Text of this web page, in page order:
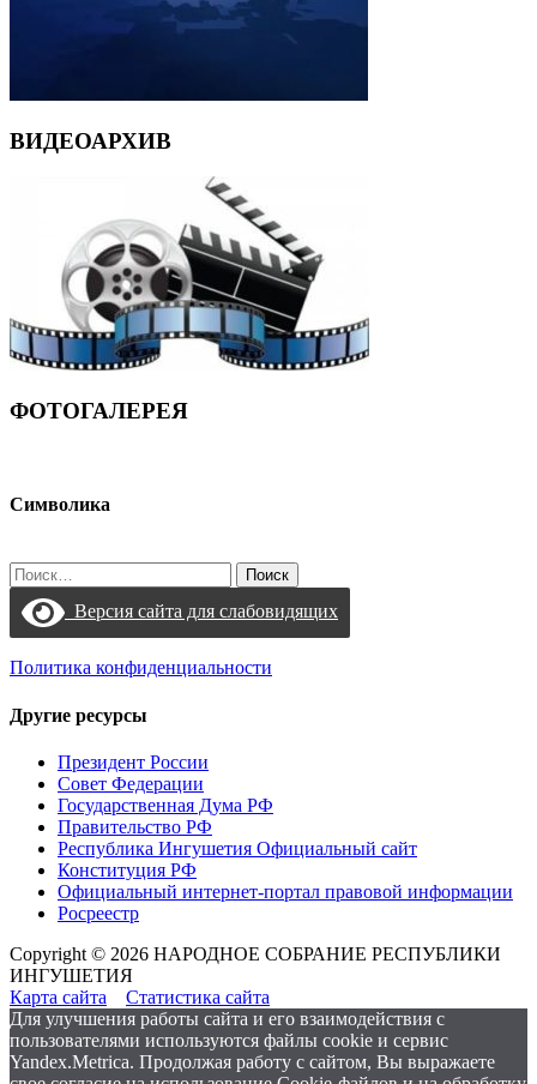
ВИДЕОАРХИВ
ФОТОГАЛЕРЕЯ
Символика
Найти:
Версия сайта для слабовидящих
Политика конфиденциальности
Другие ресурсы
Президент России
Совет Федерации
Государственная Дума РФ
Правительство РФ
Республика Ингушетия Официальный сайт
Конституция РФ
Официальный интернет-портал правовой информации
Росреестр
Copyright © 2026 НАРОДНОЕ СОБРАНИЕ РЕСПУБЛИКИ
ИНГУШЕТИЯ
Карта сайта
Статистика сайта
Для улучшения работы сайта и его взаимодействия с
пользователями используются файлы cookie и сервис
Yandex.Metrica. Продолжая работу с сайтом, Вы выражаете